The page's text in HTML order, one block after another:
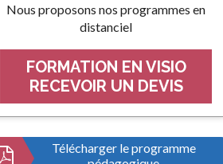
Nous proposons nos programmes en
distanciel
FORMATION EN VISIO
RECEVOIR UN DEVIS
Télécharger le programme